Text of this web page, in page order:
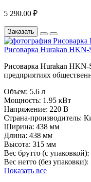
5 290.00 ₽
Заказать
Рисоварка Hurakan HKN-
Рисоварка Hurakan HKN-
предприятиях
Объем: 5.6 л
Мощность: 1.95 кВт
Напряжение: 220 В
Страна-производитель:
Ширина: 438 мм
Длина: 438 мм
Высота: 315 мм
Вес брутто (с упаковкой):
Вес нетто (без упаковки):
Показать все